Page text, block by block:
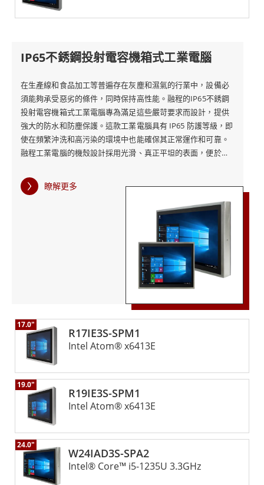
IP65不銹鋼投射電容機箱式工業電腦
在生產線和食品加工等普遍存在灰塵和濕氣的行業中，設備必
須能夠承受惡劣的條件，同時保持高性能。融程的IP65不銹鋼
投射電容機箱式工業電腦專為滿足這些嚴苛要求而設計，提供
強大的防水和防塵保護。這款工業電腦具有 IP65 防護等級，即
使在頻繁沖洗和高污染的環境中也能確保其正常運作和可靠。
融程工業電腦的機殼設計採用光滑、真正平坦的表面，便於清
或戴手套的條件下，電阻式觸控技術也能提供可靠的交互，從
而提高使用者的便利性和效率。此外，M12 連接器的加入確保
了安全耐用的連接，而無風扇冷卻系統和超低功耗有助於設備
的長期可靠性和能源效率。這種功能組合使 融程的IP65不銹鋼
投射電容機箱式工業電腦成為適用於各種工業應用的多功能、
瞭解更多
R17IE3S-SPM1
17.0"
Intel Atom® x6413E
R19IE3S-SPM1
19.0"
Intel Atom® x6413E
W24IAD3S-SPA2
24.0"
Intel® Core™ i5-1235U 3.3GHz